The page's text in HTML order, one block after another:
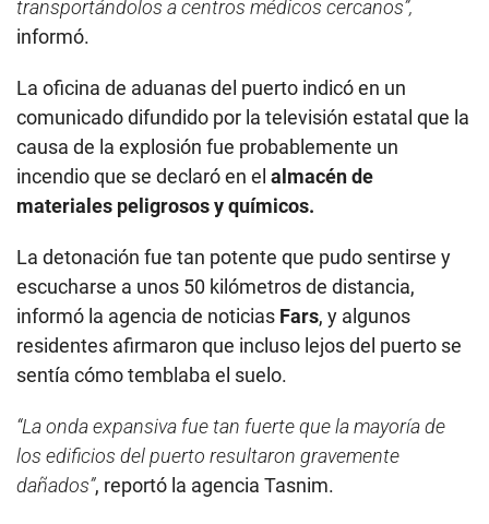
transportándolos a centros médicos cercanos”,
informó.
La oficina de aduanas del puerto indicó en un
comunicado difundido por la televisión estatal que la
causa de la explosión fue probablemente un
incendio que se declaró en el almacén de
materiales peligrosos y químicos.
La detonación fue tan potente que pudo sentirse y
escucharse a unos 50 kilómetros de distancia,
informó la agencia de noticias Fars, y algunos
residentes afirmaron que incluso lejos del puerto se
sentía cómo temblaba el suelo.
“La onda expansiva fue tan fuerte que la mayoría de
los edificios del puerto resultaron gravemente
dañados”, reportó la agencia Tasnim.